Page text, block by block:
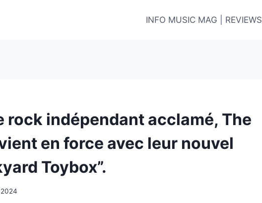
INFO MUSIC MAG | REVIEWS
rock indépendant acclamé, The
en force avec leur nouvel
Toybox”.
2024